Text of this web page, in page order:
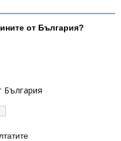
от България?
България